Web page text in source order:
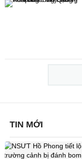
TIN MỚI